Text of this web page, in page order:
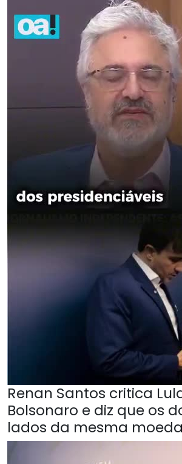
Renan Santos critica
Bolsonaro e diz que os
lados da mesma